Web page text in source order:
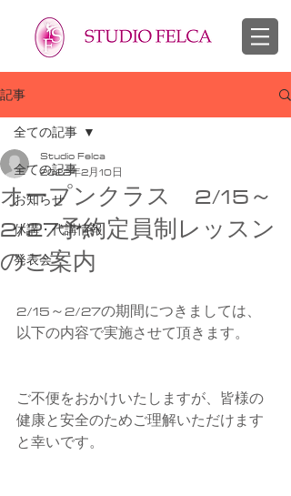
記事
全ての記事
お知らせ
休講・代講情報
発表会
全ての記事
オープンクラス 2/15～
2/27予約定員制レッスン
のご案内
Studio Felca
2022年2月10日
2/15～2/27の期間につきましては、
以下の内容で実施させて頂きます。
ご不便をおかけいたしますが、皆様の
健康と安全のためご理解いただけます
と幸いです。